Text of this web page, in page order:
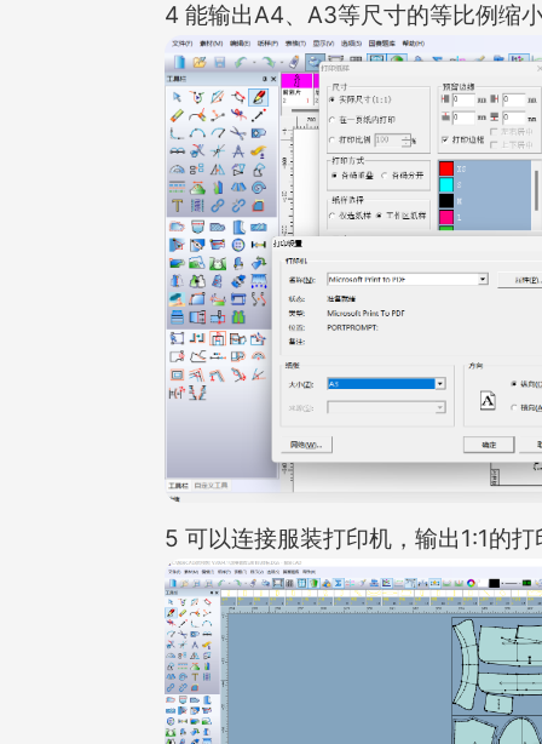
4 能输出A4、A3等尺寸的等比例缩
5 可以连接服装打印机，输出1:1的打